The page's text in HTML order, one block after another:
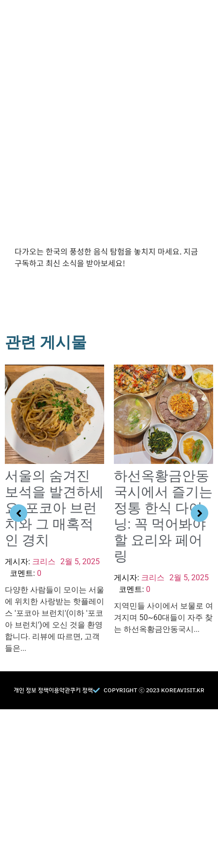
다가오는 한국의 풍성한 음식 탐험을 놓치지 마세요. 지금
구독하고 최신 소식을 받아보세요!
관련 게시물
서울의 숨겨진
보석을 발견하세
요: 포코아 브런
치와 그 매혹적
인 경치
게시자: 크리스 2월 5, 2025
코멘트: 0
다양한 사람들이 모이는 서울
에 위치한 사랑받는 핫플레이
스 '포코아 브런치'(이하 '포코
아 브런치')에 오신 것을 환영
합니다. 리뷰에 따르면, 고객
들은...
하선옥황금안동
국시에서 즐기는
정통 한식 다이
닝: 꼭 먹어봐야
할 요리와 페어
링
게시자: 크리스 2월 5, 2025
코멘트: 0
지역민들 사이에서 보물로 여
겨지며 50~60대들이 자주 찾
는 하선옥황금안동국시...
개인 정보 정책이용약관쿠키 정책 COPYRIGHT Ⓒ 2023 KOREAVISIT.KR